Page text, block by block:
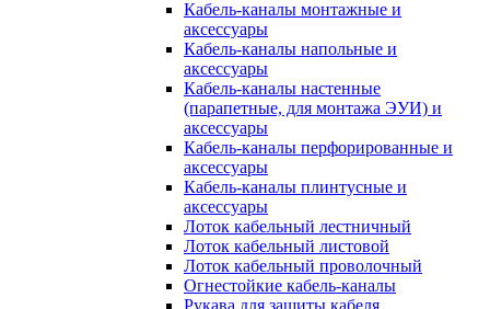
Кабель-каналы монтажные и
аксессуары
Кабель-каналы напольные и
аксессуары
Кабель-каналы настенные
(парапетные, для монтажа ЭУИ) и
аксессуары
Кабель-каналы перфорированные и
аксессуары
Кабель-каналы плинтусные и
аксессуары
Лоток кабельный лестничный
Лоток кабельный листовой
Лоток кабельный проволочный
Огнестойкие кабель-каналы
Рукава для защиты кабеля